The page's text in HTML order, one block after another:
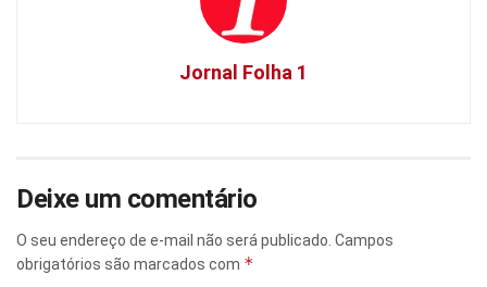
Jornal Folha 1
Deixe um comentário
O seu endereço de e-mail não será publicado. Campos
obrigatórios são marcados com *